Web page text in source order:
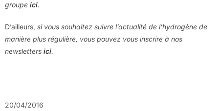
groupe ici.
D’ailleurs, si vous souhaitez suivre l’actualité de l’hydrogène de
manière plus régulière, vous pouvez vous inscrire à nos
newsletters ici.
20/04/2016